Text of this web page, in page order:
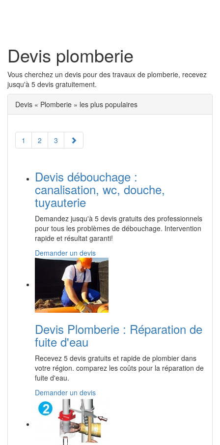
Devis plomberie
Vous cherchez un devis pour des travaux de plomberie, recevez
jusqu'à 5 devis gratuitement.
Devis « Plomberie » les plus populaires
1 2 3
Devis débouchage :
canalisation, wc, douche,
tuyauterie
Demandez jusqu'à 5 devis gratuits des professionnels
pour tous les problèmes de débouchage. Intervention
rapide et résultat garanti!
Demander un devis
Devis Plomberie : Réparation de
fuite d'eau
Recevez 5 devis gratuits et rapide de plombier dans
votre région. comparez les coûts pour la réparation de
fuite d'eau.
Demander un devis